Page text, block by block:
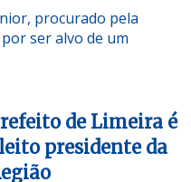
procurado pela
ser alvo de um
de Limeira é
presidente da